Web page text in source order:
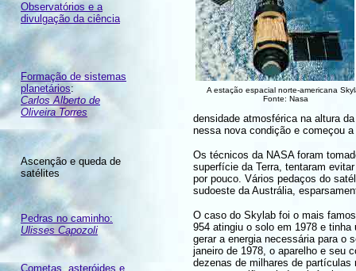
Observatórios e a
divulgação da ciência
Formação de sistemas
planetários:
Carlos Alberto de
Oliveira Torres
Ascenção e queda de
satélites
Pedras no caminho:
Ulisses Capozoli
Cometas, asteróides e
A estação espacial norte-americana
Fonte: Nasa
densidade atmosférica na altura
nessa nova condição e começou a
Os técnicos da NASA foram
superfície da Terra, tentaram
por pouco. Vários pedaços do
sudoeste da Austrália,
O caso do Skylab foi o mais
954 atingiu o solo em 1978 e
gerar a energia necessária para o
janeiro de 1978, o aparelho e seu
dezenas de milhares de